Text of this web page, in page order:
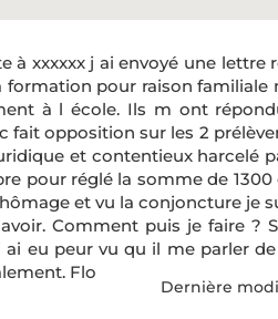
à xxxxxx j ai envoyé une
formation pour raison familiale
à l école. Ils m ont
fait opposition sur les 2
et contentieux harcelé
pour réglé la somme de
et vu la conjoncture je
Comment puis je faire ?
eu peur vu qu il me parler
Flo
Dernière